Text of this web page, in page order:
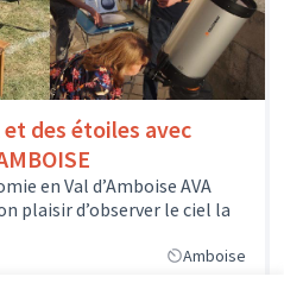
des étoiles avec
en Val d’Amboise AVA
plaisir d’observer le ciel la
Amboise